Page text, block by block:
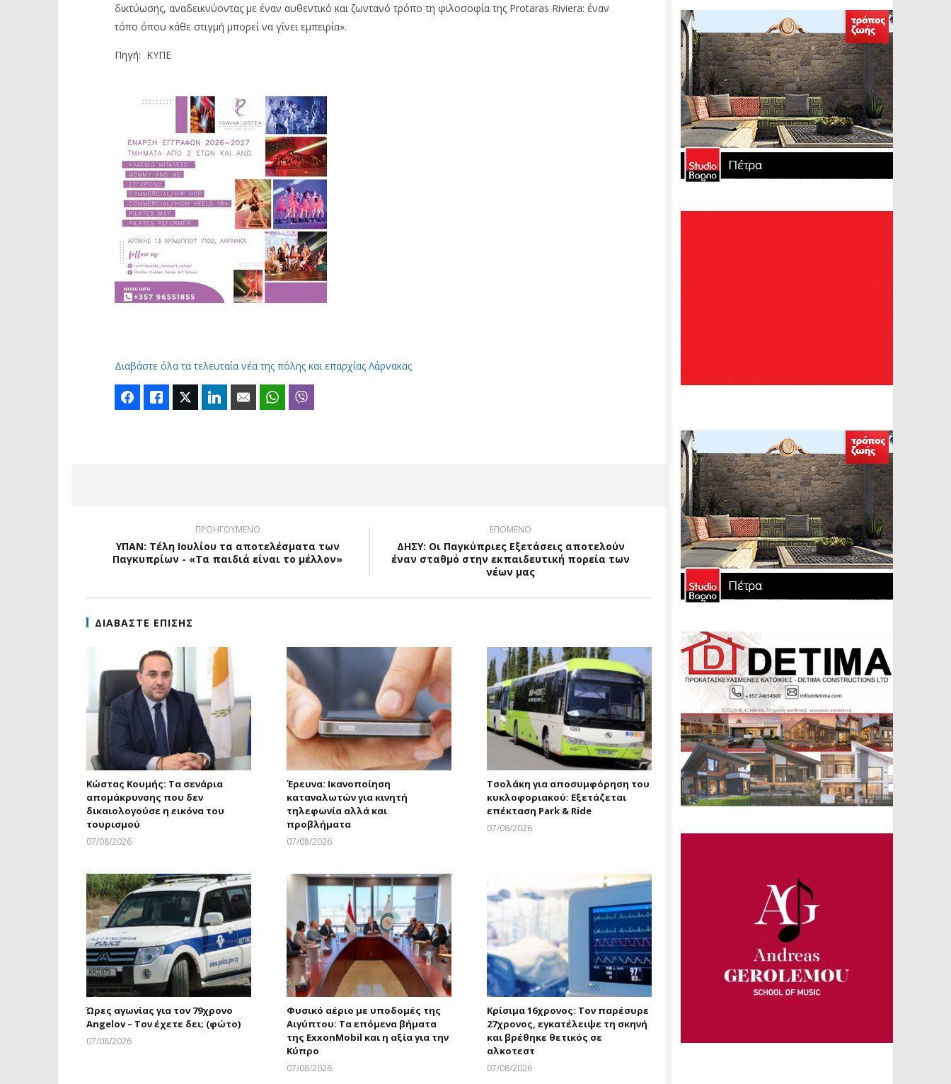
δικτύωσης, αναδεικνύοντας με έναν αυθεντικό και ζωντανό τρόπο τη φιλοσοφία της Protaras Riviera: έναν
τόπο όπου κάθε στιγμή μπορεί να γίνει εμπειρία».
Πηγή: ΚΥΠΕ
Διαβάστε όλα τα τελευταία νέα της πόλης και επαρχίας Λάρνακας
FacebookLike Twitter LinkedIn Email WhatsApp
ΠΡΟΗΓΟΥΜΕΝΟ
ΥΠΑΝ: Τέλη Ιουλίου τα αποτελέσματα των
Παγκυπρίων - «Τα παιδιά είναι το μέλλον»
ΕΠΟΜΕΝΟ
ΔΗΣΥ: Οι Παγκύπριες Εξετάσεις αποτελούν
έναν σταθμό στην εκπαιδευτική πορεία των
νέων μας
ΔΙΑΒΑΣΤΕ ΕΠΙΣΗΣ
Κώστας Κουμής: Τα σενάρια
απομάκρυνσης που δεν
δικαιολογούσε η εικόνα του
τουρισμού
07/08/2026
Έρευνα: Ικανοποίηση
καταναλωτών για κινητή
τηλεφωνία αλλά και
προβλήματα
07/08/2026
Τσολάκη για αποσυμφόρηση του
κυκλοφοριακού: Εξετάζεται
επέκταση Park & Ride
07/08/2026
Ώρες αγωνίας για τον 79χρονο
Angelov – Τον έχετε δει; (φώτο)
07/08/2026
Φυσικό αέριο με υποδομές της
Αιγύπτου: Τα επόμενα βήματα
της ExxonMobil και η αξία για την
Κύπρο
07/08/2026
Κρίσιμα 16χρονος: Τον παρέσυρε
27χρονος, εγκατέλειψε τη σκηνή
και βρέθηκε θετικός σε
αλκοτεστ
07/08/2026